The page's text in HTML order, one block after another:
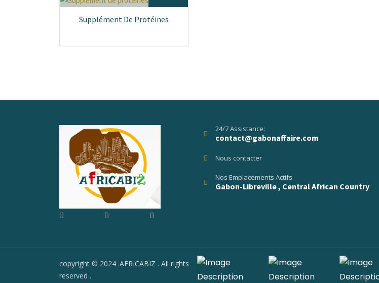
Supplément De Protéines
24/7 Assistance:
contact@gabonaffaire.com
Nous contacter
Nos Emplacements Actifs
Gabon-Libreville , Central African Country
copyright © 2024 .AFRICABIZ . All rights
reserved .